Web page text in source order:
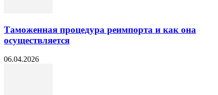
Таможенная процедура реимпорта и как она
осуществляется
06.04.2026